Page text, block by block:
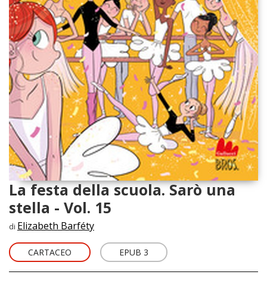
La festa della scuola. Sarò una
stella - Vol. 15
di Elizabeth Barféty
CARTACEO EPUB 3